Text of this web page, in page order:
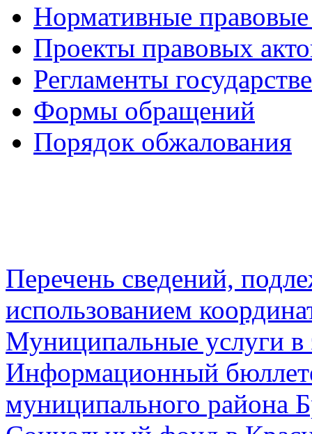
Нормативные
Проекты правовых
Регламенты
Формы обращений
Порядок обжалования
Перечень сведений,
использованием
Муниципальные услуги в
Информационный
муниципального района